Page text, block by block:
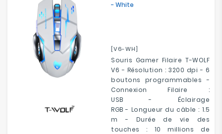
- White
[V6-WH]
Souris Gamer Filaire T-WOLF
V6 - Résolution : 3200 dpi - 6
boutons programmables -
ConnexionFilaire :
USB - Éclairage
RGB - Longueur du câble : 1.5
m - Durée de vie des
touches : 10 millions de